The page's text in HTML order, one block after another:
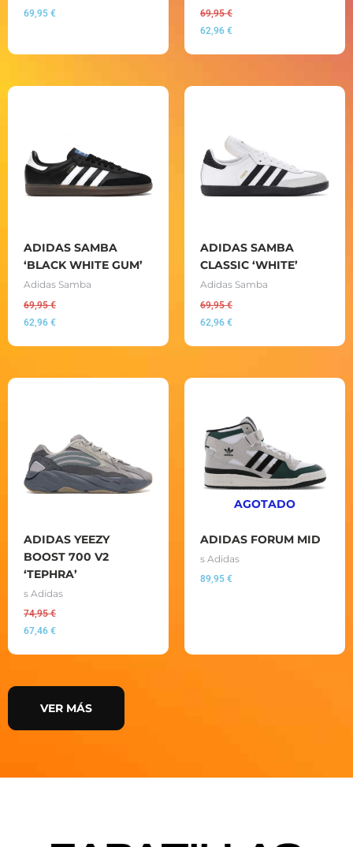
69,95 €
69,95€
62,96 €
ADIDAS SAMBA
‘BLACK WHITE GUM’
Adidas Samba
69,95€
62,96 €
ADIDAS SAMBA
CLASSIC ‘WHITE’
Adidas Samba
69,95€
62,96 €
ADIDAS YEEZY
BOOST 700 V2
‘TEPHRA’
s Adidas
74,95€
67,46 €
AGOTADO
ADIDAS FORUM MID
s Adidas
89,95 €
VER MÁS